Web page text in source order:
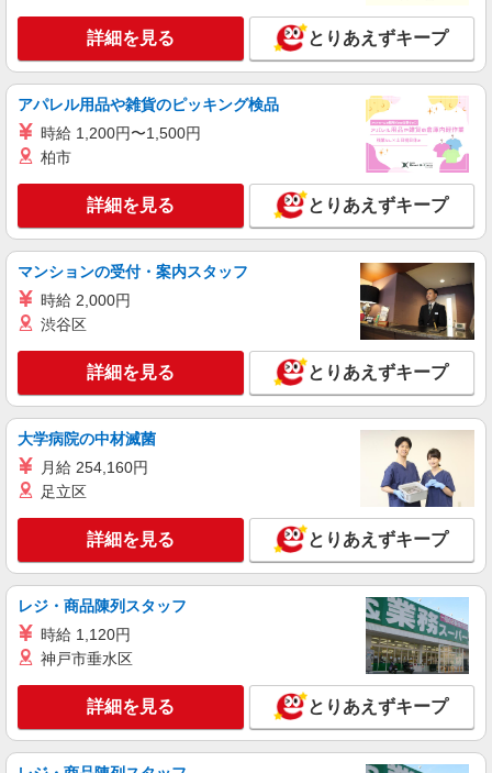
詳細を見る とりあえずキープ
アパレル用品や雑貨のピッキング検品
時給 1,200円〜1,500円
柏市
詳細を見る とりあえずキープ
マンションの受付・案内スタッフ
時給 2,000円
渋谷区
詳細を見る とりあえずキープ
大学病院の中材滅菌
月給 254,160円
足立区
詳細を見る とりあえずキープ
レジ・商品陳列スタッフ
時給 1,120円
神戸市垂水区
詳細を見る とりあえずキープ